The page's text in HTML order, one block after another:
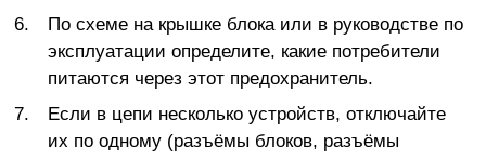
По схеме на крышке блока или в руководстве по
эксплуатации определите, какие потребители
питаются через этот предохранитель.
Если в цепи несколько устройств, отключайте
их по одному (разъёмы блоков, разъёмы